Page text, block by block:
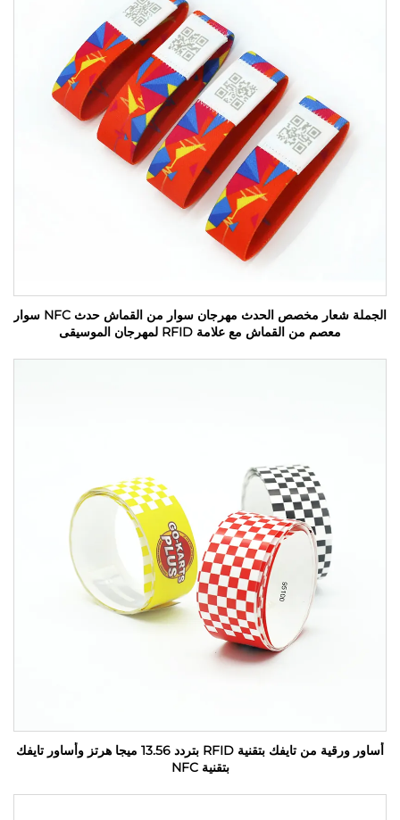
الجملة شعار مخصص الحدث مهرجان سوار من القماش حدث NFC سوار
معصم من القماش مع علامة RFID لمهرجان الموسيقى
أساور ورقية من تايفك بتقنية RFID بتردد 13.56 ميجا هرتز وأساور تايفك
بتقنية NFC